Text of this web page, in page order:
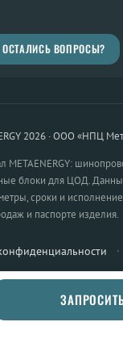
ОСТАЛИСЬ ВОПРОСЫ?
2026 · ООО «НПЦ
блоки для ЦОД.
сроки и
и паспорте изделия.
·